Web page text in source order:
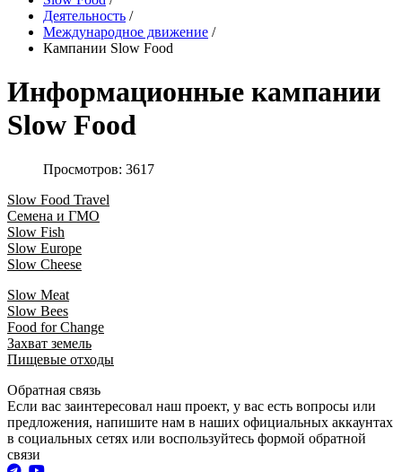
Деятельность /
Международное движение /
Кампании Slow Food
Информационные кампании
Slow Food
Просмотров: 3617
Slow Food Travel
Семена и ГМО
Slow Fish
Slow Europe
Slow Cheese
Slow Meat
Slow Bees
Food for Change
Захват земель
Пищевые отходы
Обратная связь
Если вас заинтересовал наш проект, у вас есть вопросы или
предложения, напишите нам в наших официальных аккаунтах
в социальных сетях или воспользуйтесь формой обратной
связи